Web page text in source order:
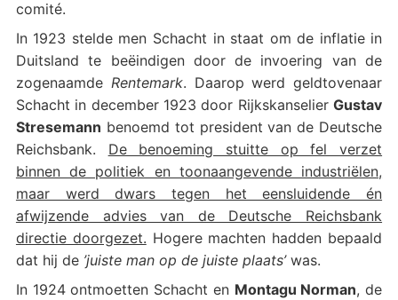
comité.
In 1923 stelde men Schacht in staat om de inflatie in
Duitsland te beëindigen door de invoering van de
zogenaamde Rentemark. Daarop werd geldtovenaar
Schacht in december 1923 door RijkskanselierGustav
Stresemann benoemd tot president van de Deutsche
Reichsbank. De benoeming stuitte op fel verzet
binnen de politiek en toonaangevende industriëlen,
maar werd dwars tegen het eensluidende én
afwijzende advies van de Deutsche Reichsbank
directie doorgezet. Hogere machten hadden bepaald
dat hij de ’juiste man op de juiste plaats’ was.
In 1924 ontmoetten Schacht en Montagu Norman, de